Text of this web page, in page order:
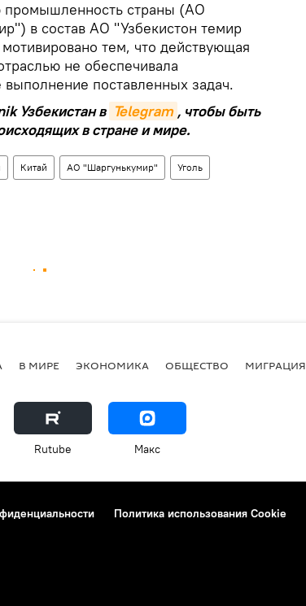
промышленность страны (АО
в состав АО "Узбекистон темир
тем, что действующая
не обеспечивала
поставленных задач.
Узбекистан в Telegram , чтобы быть
в стране и мире.
Китай АО "Шаргунькумир" Уголь
В МИРЕ ЭКОНОМИКА ОБЩЕСТВО МИГРАЦИЯ
Rutube Макс
Политика использования Cookie